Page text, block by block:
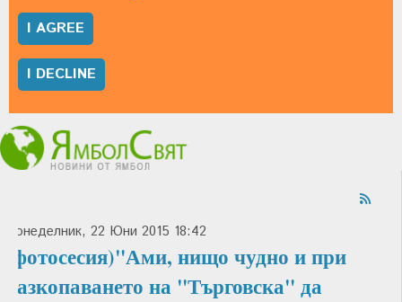
I AGREE
I DECLINE
Понеделник, 22 Юни 2015 18:42
(фотосесия)"Ами, нищо чудно и при
разкопаването на "Търговска" да